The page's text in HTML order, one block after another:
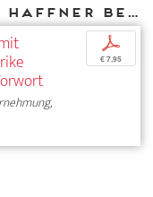
Weitere Texte von Nik Haffner bei DIAPHANES
p
€ 7,95